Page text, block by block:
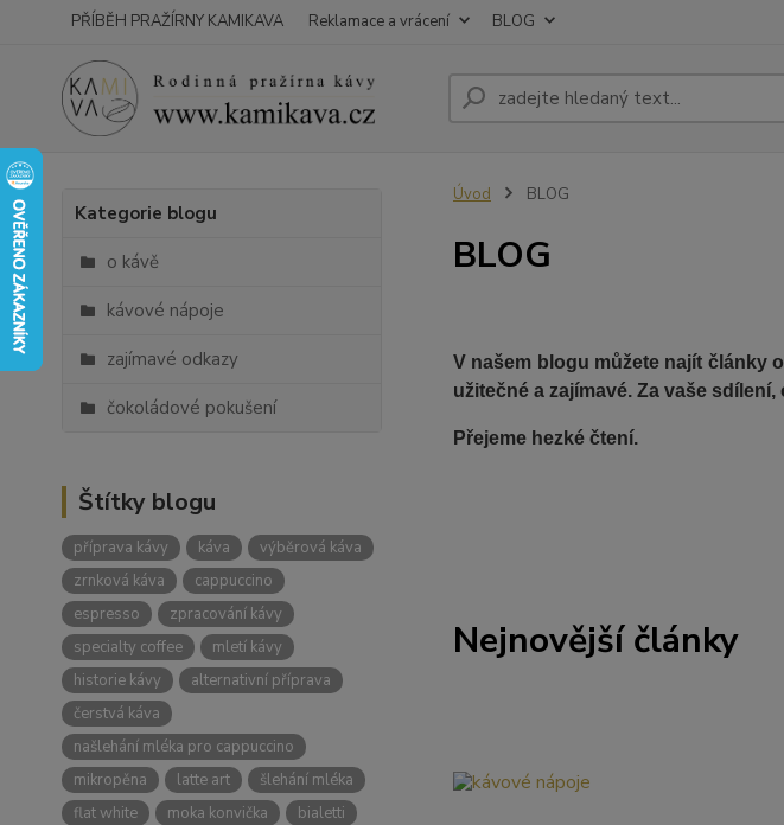
PŘÍBĚH PRAŽÍRNY KAMIKAVA Reklamace a vrácení BLOG
Kategorie blogu
o kávě
kávové nápoje
zajímavé odkazy
čokoládové pokušení
Štítky blogu
příprava kávy káva
výběrová káva
zrnková káva
cappuccino
espresso
zpracování kávy
specialty coffee
mletí kávy
historie kávy
alternativní příprava
čerstvá káva
našlehání mléka pro cappuccino
mikropěna
latte art
šlehání mléka
flat white
moka konvička
bialetti
Úvod BLOG
BLOG
V našem blogu můžete najít články
užitečné a zajímavé. Za vaše
Přejeme hezké čtení.
Nejnovější články